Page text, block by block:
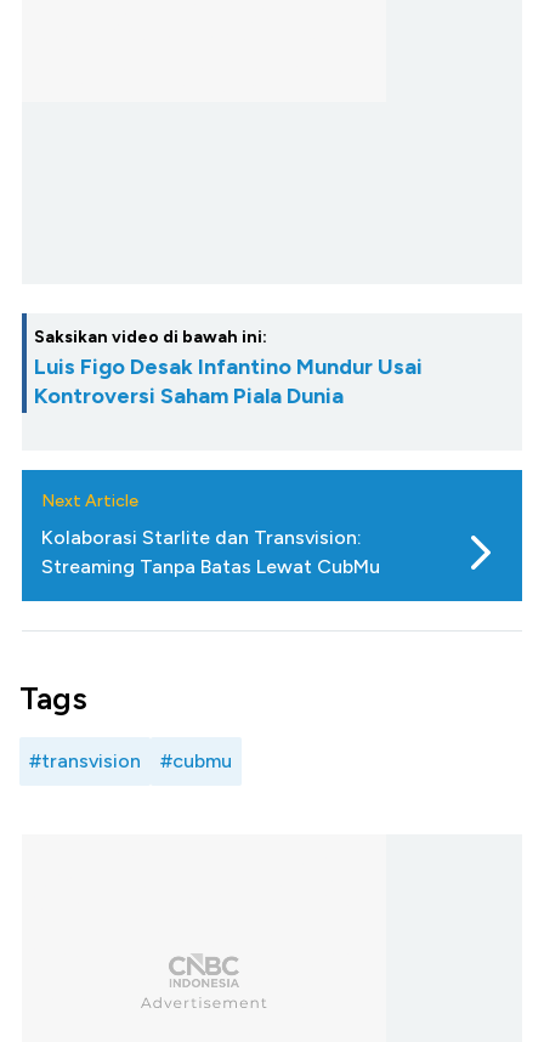
Saksikan video di bawah ini:
Luis Figo Desak Infantino Mundur Usai
Kontroversi Saham Piala Dunia
Next Article
Kolaborasi Starlite dan Transvision:
Streaming Tanpa Batas Lewat CubMu
Tags
#transvision #cubmu